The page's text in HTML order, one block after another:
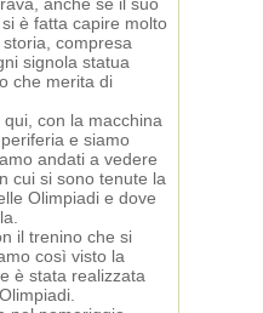
è fatta capire molto
compresa
signola statua
che merita di
con la macchina
e siamo
andati a vedere
cui si sono tenute la
Olimpiadi e dove
il trenino che si
così visto la
è stata realizzata